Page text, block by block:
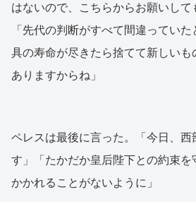
はないので、こちらからお願いして
「先代の判断がすべて間違ってい
具の寿命が尽きたら捨てて新しいも
ありますからね」
ペレスは最後に言った。「今日、西
す」「たかだか皇后陛下との約束を
かかれることがないように」